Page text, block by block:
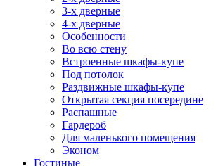
3-х дверные
4-х дверные
Особенности
Во всю стену
Встроенные шкафы-купе
Под потолок
Раздвижные шкафы-купе
Открытая секция посередине
Распашные
Гардероб
Для маленького помещения
Эконом
Гостиные